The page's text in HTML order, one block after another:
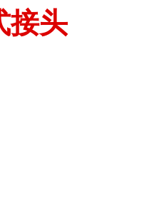
接头